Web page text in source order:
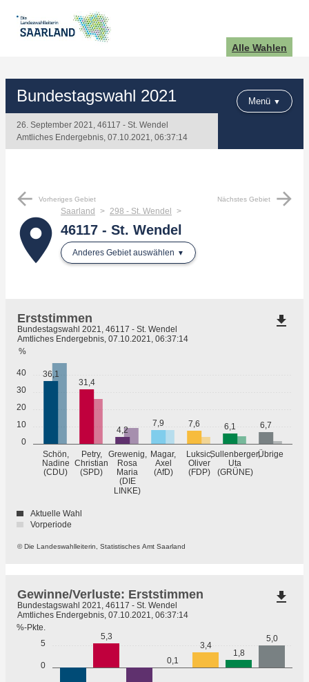
Alle Wahlen
Bundestagswahl 2021
26. September 2021, 46117 - St. Wendel
Amtliches Endergebnis, 07.10.2021, 06:37:14
Menü
arrow_back Vorheriges Gebiet Nächstes Gebiet arrow_forward
place
Saarland 298 - St. Wendel
46117 - St. Wendel
Anderes Gebiet auswählen
0
10
20
30
40
%
Schön,
Nadine
(CDU)
Petry,
Christian
(SPD)
Grewenig,
Rosa
Maria
(DIE
LINKE)
Magar,
Axel
(AfD)
Luksic,
Oliver
(FDP)
Sullenberger,
Uta
(GRÜNE)
Übrige
36,1
31,4
4,2
7,9 7,6 6,1 6,7
© Die Landeswahlleiterin, Statistisches Amt Saarland
Erststimmen
Bundestagswahl 2021, 46117 - St. Wendel
Amtliches Endergebnis, 07.10.2021, 06:37:14
Aktuelle Wahl
Vorperiode
file_download
0
5
%-Pkte.
5,3
0,1
3,4
1,8
5,0
Gewinne/Verluste: Erststimmen
Bundestagswahl 2021, 46117 - St. Wendel
Amtliches Endergebnis, 07.10.2021, 06:37:14
file_download